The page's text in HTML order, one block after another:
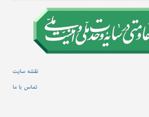
نقشه سایت
تماس با ما